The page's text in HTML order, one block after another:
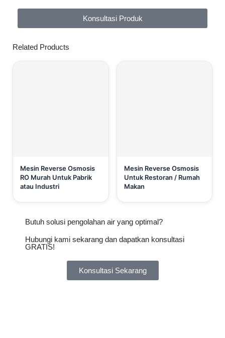
Konsultasi Produk
Related Products
Mesin Reverse Osmosis
RO Murah Untuk Pabrik
atau Industri
Mesin Reverse Osmosis
Untuk Restoran / Rumah
Makan
Butuh solusi pengolahan air yang optimal?
Hubungi kami sekarang dan dapatkan konsultasi
GRATIS!
Konsultasi Sekarang